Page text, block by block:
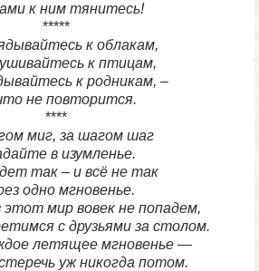
к ним тянитесь!
*****
к облакам,
к птицам,
к родникам, –
не повторится.
****
миг, за шагом шаг
в изумленье.
так – и всё не так
одно мгновенье.
мир вовек не попадем,
с друзьями за столом.
летящее мгновенье —
уж никогда потом.